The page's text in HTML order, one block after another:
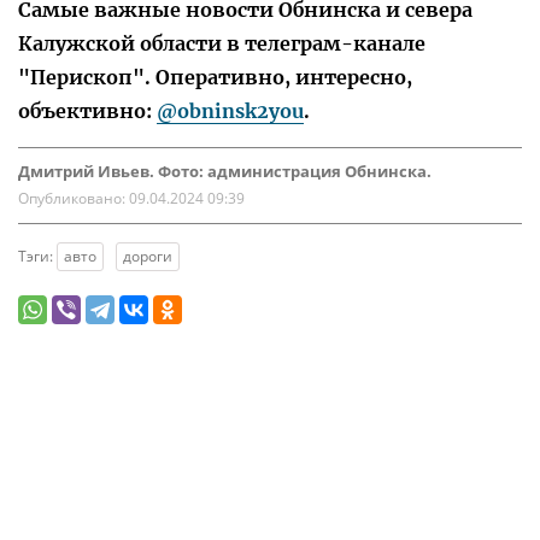
Самые важные новости Обнинска и севера
Калужской области в телеграм-канале
"Перископ". Оперативно, интересно,
объективно: @obninsk2you.
Дмитрий Ивьев. Фото: администрация Обнинска.
Опубликовано: 09.04.2024 09:39
Тэги: авто дороги